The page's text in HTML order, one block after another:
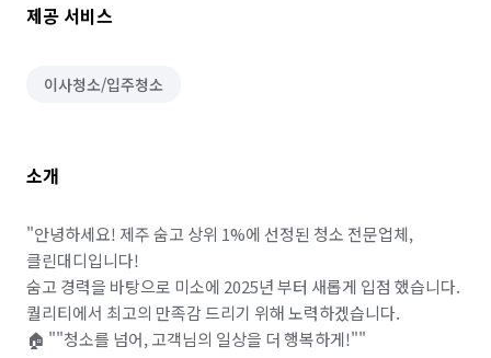
제공 서비스
이사청소/입주청소
소개
"안녕하세요! 제주 숨고 상위 1%에 선정된 청소 전문업체,
클린대디입니다!
숨고 경력을 바탕으로 미소에 2025년 부터 새롭게 입점 했습니다.
퀄리티에서 최고의 만족감 드리기 위해 노력하겠습니다.
🏠 ""청소를 넘어, 고객님의 일상을 더 행복하게!""